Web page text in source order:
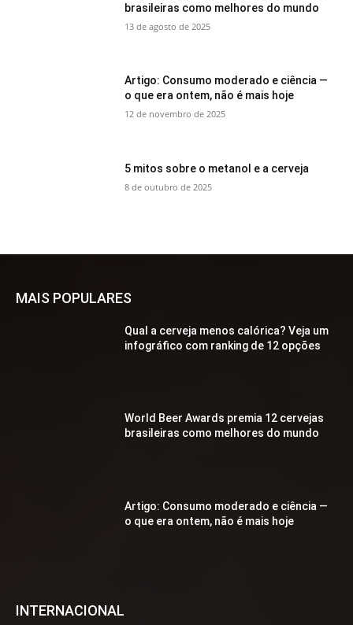
brasileiras como melhores do mundo
13 de agosto de 2025
Artigo: Consumo moderado e ciência —
o que era ontem, não é mais hoje
12 de novembro de 2025
5 mitos sobre o metanol e a cerveja
8 de outubro de 2025
MAIS POPULARES
Qual a cerveja menos calórica? Veja um
infográfico com ranking de 12 opções
World Beer Awards premia 12 cervejas
brasileiras como melhores do mundo
Artigo: Consumo moderado e ciência —
o que era ontem, não é mais hoje
INTERNACIONAL